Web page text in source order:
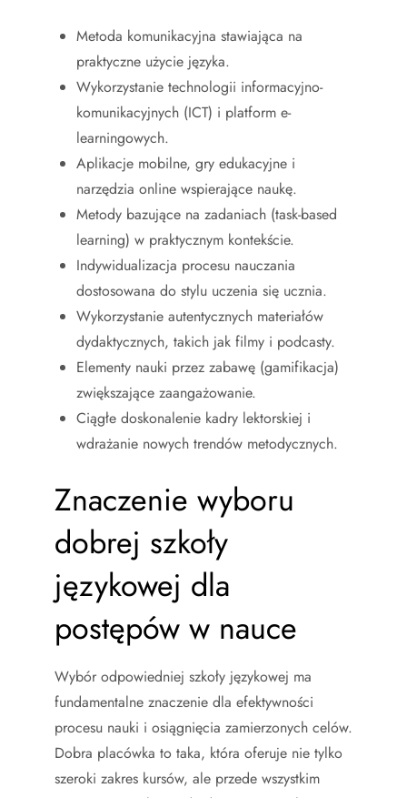
Metoda komunikacyjna stawiająca na
praktyczne użycie języka.
Wykorzystanie technologii informacyjno-
komunikacyjnych (ICT) i platform e-
learningowych.
Aplikacje mobilne, gry edukacyjne i
narzędzia online wspierające naukę.
Metody bazujące na zadaniach (task-based
learning) w praktycznym kontekście.
Indywidualizacja procesu nauczania
dostosowana do stylu uczenia się ucznia.
Wykorzystanie autentycznych materiałów
dydaktycznych, takich jak filmy i podcasty.
Elementy nauki przez zabawę (gamifikacja)
zwiększające zaangażowanie.
Ciągłe doskonalenie kadry lektorskiej i
wdrażanie nowych trendów metodycznych.
Znaczenie wyboru
dobrej szkoły
językowej dla
postępów w nauce
Wybór odpowiedniej szkoły językowej ma
fundamentalne znaczenie dla efektywności
procesu nauki i osiągnięcia zamierzonych celów.
Dobra placówka to taka, która oferuje nie tylko
szeroki zakres kursów, ale przede wszystkim